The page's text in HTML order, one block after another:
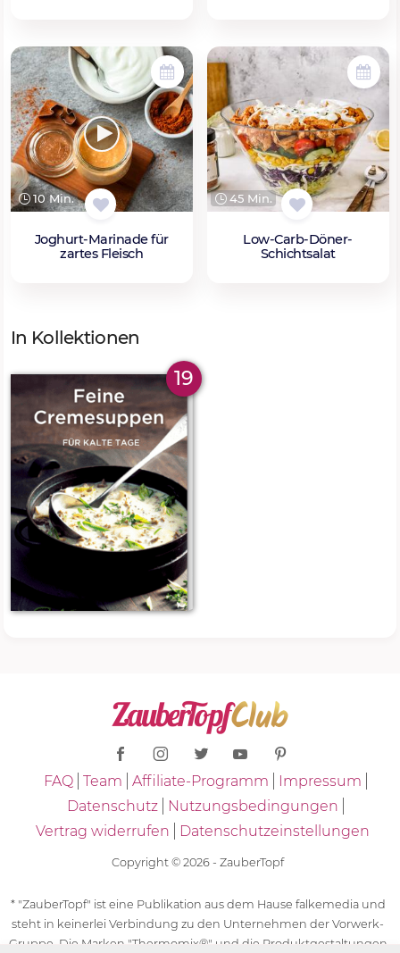
10 Min.
Joghurt-Marinade für
zartes Fleisch
45 Min.
Low-Carb-Döner-
Schichtsalat
In Kollektionen
19
FAQ Team Affiliate-Programm
Impressum
Datenschutz
Nutzungsbedingungen
Vertrag widerrufen
Datenschutzeinstellungen
Copyright © 2026 - ZauberTopf
* "ZauberTopf" ist eine Publikation aus dem Hause falkemedia und
steht in keinerlei Verbindung zu den Unternehmen der Vorwerk-
Gruppe. Die Marken "Thermomix®" und die Produktgestaltungen